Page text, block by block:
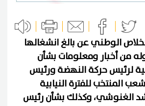
الوطني عن بالغ انشغالها
من أخبار ومعلومات بشأن
لرئيس حركة النهضة ورئيس
المنتخب للفترة النيابية
2024 راشد الغنوشي، وكذلك بشأن رئيس